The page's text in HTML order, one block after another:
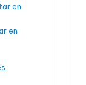
en
en